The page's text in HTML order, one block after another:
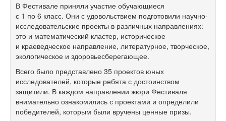
В Фестивале приняли участие обучающиеся
с 1 по 6 класс. Они с удовольствием подготовили научно-
исследовательские проекты в различных направлениях:
это и математический кластер, историческое
и краеведческое направление, литературное, творческое,
экологическое и здоровьесберегающее.
Всего было представлено 35 проектов юных
исследователей, которые ребята с достоинством
защитили. В каждом направлении жюри Фестиваля
внимательно ознакомились с проектами и определили
победителей, которым были вручены ценные призы.